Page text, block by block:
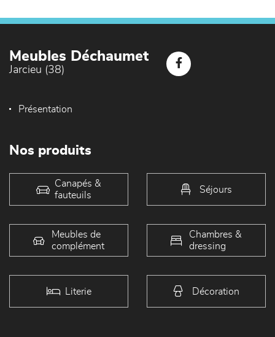
Meubles Déchaumet
Jarcieu (38)
Présentation
Nos produits
Canapés &
fauteuils
Séjours
Meubles de
complément
Chambres &
dressing
Literie Décoration